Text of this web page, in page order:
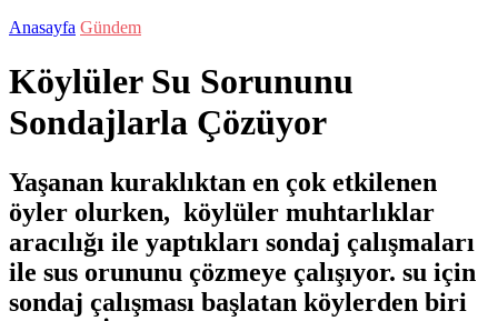
Anasayfa Gündem
Köylüler Su Sorununu
Sondajlarla Çözüyor
Yaşanan kuraklıktan en çok etkilenen
öyler olurken, köylüler muhtarlıklar
aracılığı ile yaptıkları sondaj çalışmaları
ile sus orununu çözmeye çalışıyor. su için
sondaj çalışması başlatan köylerden biri